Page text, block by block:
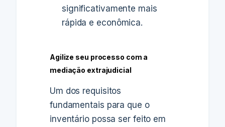
significativamente mais
rápida e econômica.
Agilize seu processo com a
mediação extrajudicial
Um dos requisitos
fundamentais para que o
inventário possa ser feito em